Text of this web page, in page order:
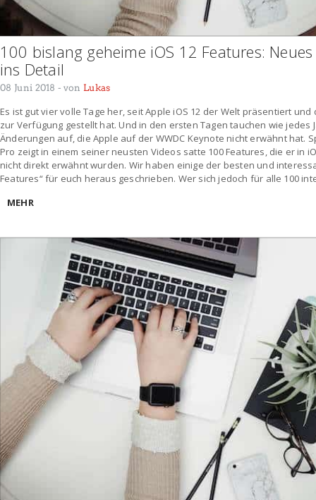
100 bislang geheime iOS 12 Features:
ins Detail
08 Juni 2018 - von Lukas
Es ist gut vier volle Tage her, seit Apple iOS 12 der Welt präsentiert
zur Verfügung gestellt hat. Und in den ersten Tagen tauchen wie jedes
Änderungen auf, die Apple auf der WWDC Keynote nicht erwähnt hat.
Pro zeigt in einem seiner neusten Videos satte 100 Features, die er in
nicht direkt erwähnt wurden. Wir haben einige der besten und
Features“ für euch heraus geschrieben. Wer sich jedoch für alle 100
MEHR